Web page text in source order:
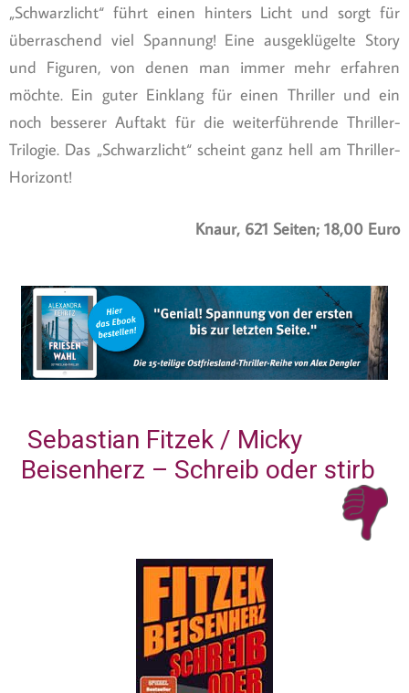
„Schwarzlicht“ führt einen hinters Licht und sorgt für
überraschend viel Spannung! Eine ausgeklügelte Story
und Figuren, von denen man immer mehr erfahren
möchte. Ein guter Einklang für einen Thriller und ein
noch besserer Auftakt für die weiterführende Thriller-
Trilogie. Das „Schwarzlicht“ scheint ganz hell am Thriller-
Horizont!
Knaur, 621 Seiten; 18,00 Euro
Sebastian Fitzek / Micky
Beisenherz – Schreib oder stirb